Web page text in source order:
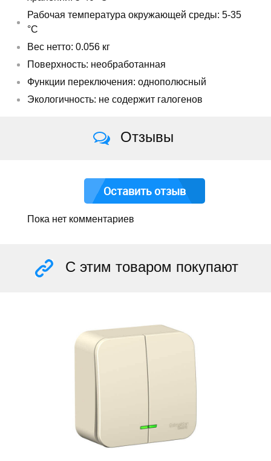
Рабочая температура окружающей среды: 5-35
°C
Вес нетто: 0.056 кг
Поверхность: необработанная
Функции переключения: однополюсный
Экологичность: не содержит галогенов
Отзывы
Оставить отзыв
Пока нет комментариев
С этим товаром покупают